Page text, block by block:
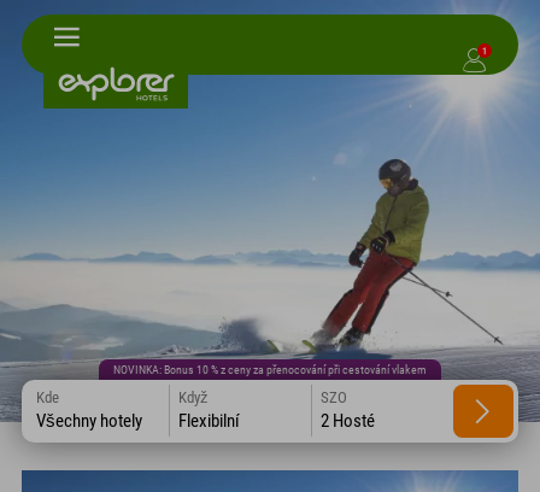
1
NOVINKA: Bonus 10 % z ceny za přenocování při cestování vlakem
Kde
Všechny hotely
Když
Flexibilní
SZO
2 Hosté